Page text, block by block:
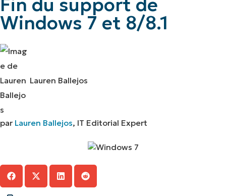
Fin du support de
Windows 7 et 8/8.1
Lauren Ballejos
par Lauren Ballejos, IT Editorial Expert